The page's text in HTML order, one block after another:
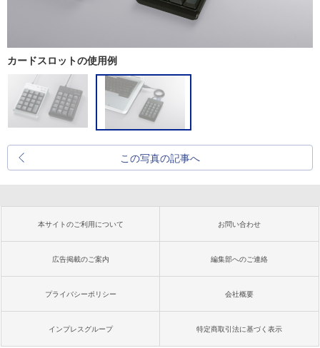
カードスロットの使用例
この写真の記事へ
本サイトのご利用について お問い合わせ
広告掲載のご案内 編集部へのご連絡
プライバシーポリシー 会社概要
インプレスグループ 特定商取引法に基づく表示